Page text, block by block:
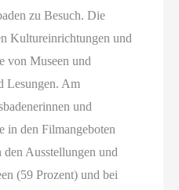
zu Besuch. Die
Kultureinrichtungen und
von Museen und
Lesungen. Am
und
in den Filmangeboten
Ausstellungen und
(59 Prozent) und bei